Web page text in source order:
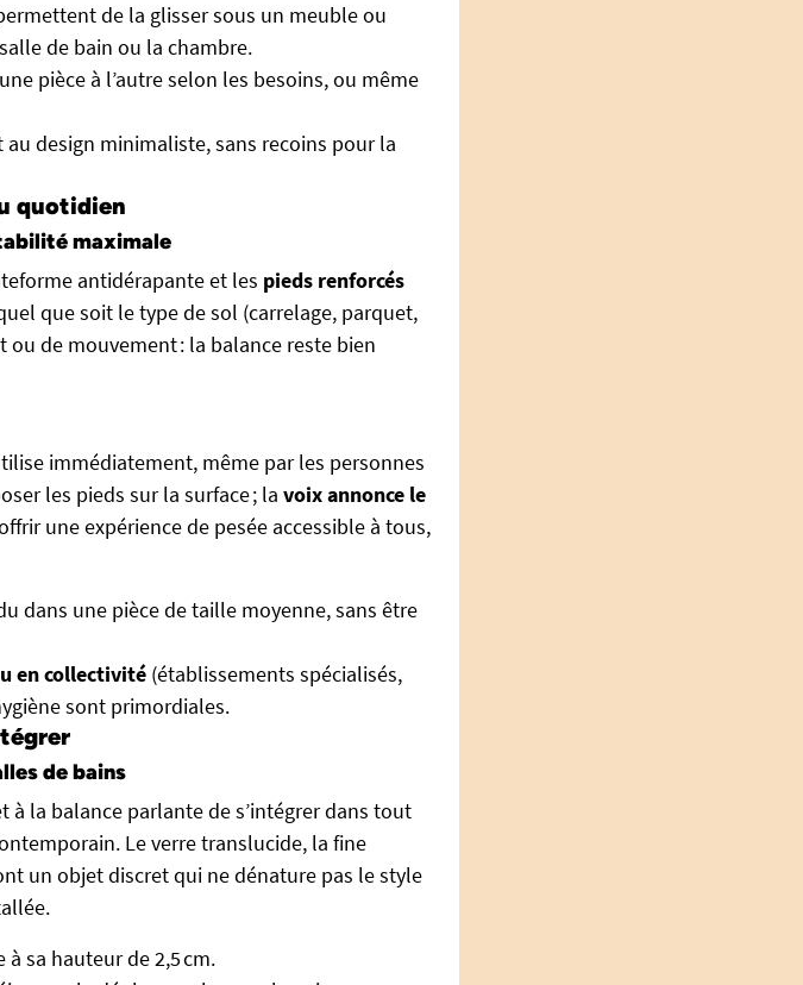
de la glisser sous un meuble ou
de bain ou la chambre.
pièce à l’autre selon les besoins, ou même
au design minimaliste, sans recoins pour la
quotidien
maximale
antidérapante et les pieds renforcés
que soit le type de sol (carrelage, parquet,
de mouvement : la balance reste bien
immédiatement, même par les personnes
les pieds sur la surface ; la voix annonce le
une expérience de pesée accessible à tous,
dans une pièce de taille moyenne, sans être
en collectivité (établissements spécialisés,
sont primordiales.
de bains
à la balance parlante de s’intégrer dans tout
Le verre translucide, la fine
un objet discret qui ne dénature pas le style
sa hauteur de 2,5 cm.